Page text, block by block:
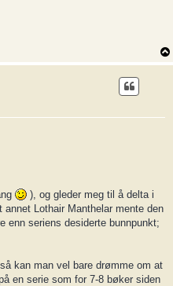
), og gleder meg til å delta i
Lothair Manthelar mente den
enn seriens desiderte bunnpunkt;
kan man vel bare drømme om at
en serie som for 7-8 bøker siden